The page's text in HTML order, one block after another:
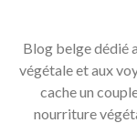
Blog belge dédié
végétale et aux
cache un
nourriture